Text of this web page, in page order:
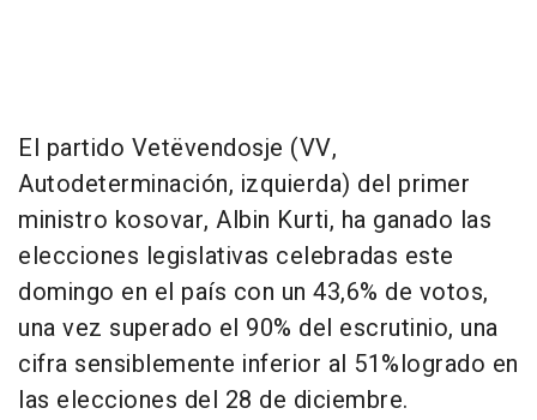
El partido Vetëvendosje (VV,
Autodeterminación, izquierda) del primer
ministro kosovar, Albin Kurti, ha ganado las
elecciones legislativas celebradas este
domingo en el país con un 43,6% de votos,
una vez superado el 90% del escrutinio, una
cifra sensiblemente inferior al 51%logrado en
las elecciones del 28 de diciembre.